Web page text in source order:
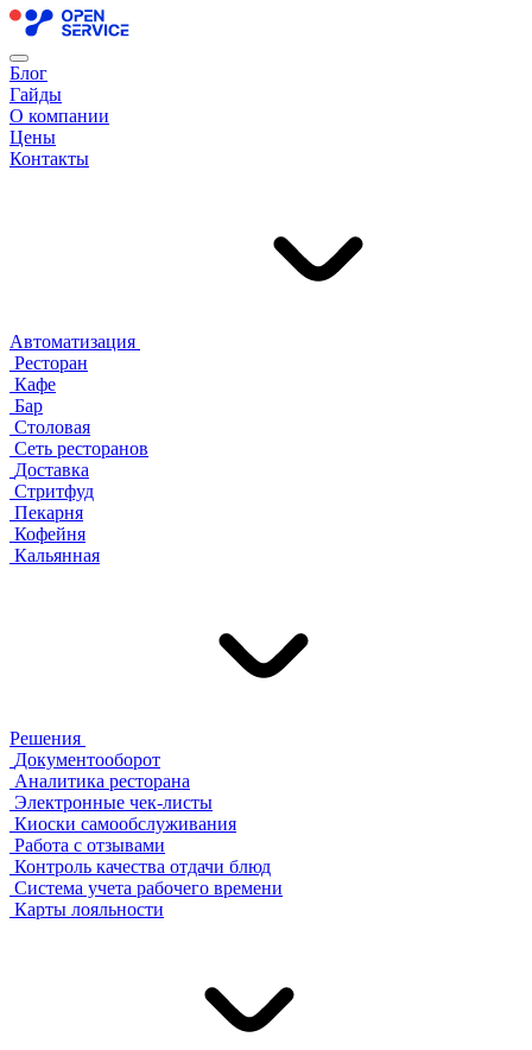
Блог
Гайды
О компании
Цены
Контакты
Автоматизация
Ресторан
Кафе
Бар
Столовая
Сеть ресторанов
Доставка
Стритфуд
Пекарня
Кофейня
Кальянная
Решения
Документооборот
Аналитика ресторана
Электронные чек-листы
Киоски самообслуживания
Работа с отзывами
Контроль качества отдачи блюд
Система учета рабочего времени
Карты лояльности